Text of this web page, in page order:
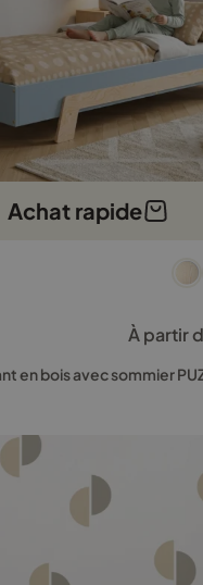
Achat rapide
À partir
en bois avec sommier